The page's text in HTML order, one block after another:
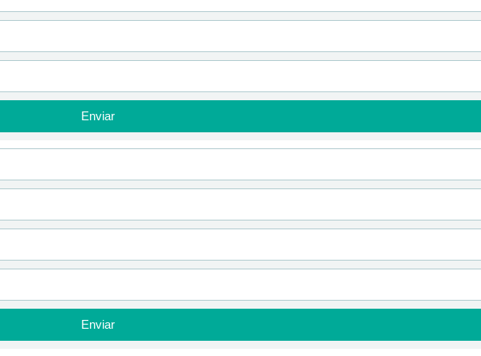
Enviar
Enviar